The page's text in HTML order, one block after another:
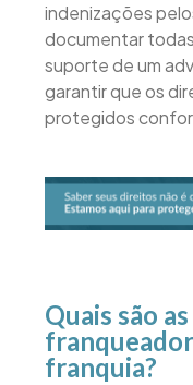
indenizações
documentar
suporte de um
garantir que os
protegidos
Quais são
franquia?